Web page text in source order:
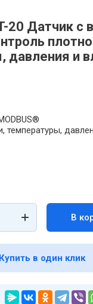
20 Датчик с
давления и
температуры,
В
Купить в один клик